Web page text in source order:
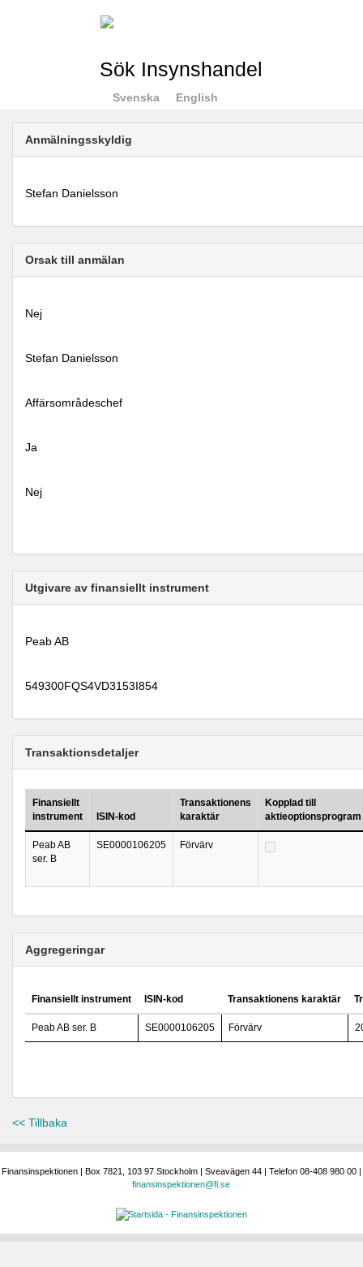
Sök Insynshandel
Svenska English
Anmälningsskyldig
Stefan Danielsson
Orsak till anmälan
Nej
Stefan Danielsson
Affärsområdeschef
Ja
Nej
Utgivare av finansiellt instrument
Peab AB
549300FQS4VD3153I854
Transaktionsdetaljer
Finansiellt
instrument
ISIN-kod
Transaktionens
karaktär
Kopplad till
aktieoptionsprogram
Peab AB
ser. B
SE0000106205 Förvärv
Aggregeringar
Finansiellt instrument ISIN-kod Transaktionens karaktär
Peab AB ser. B SE0000106205 Förvärv
<< Tillbaka
Finansinspektionen | Box 7821, 103 97 Stockholm | Sveavägen 44 | Telefon 08-408 980 00 |
finansinspektionen@fi.se